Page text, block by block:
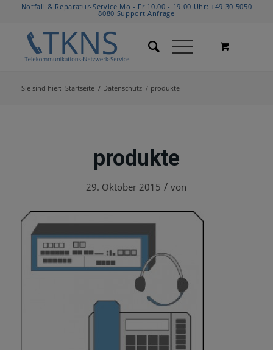
Notfall & Reparatur-Service Mo - Fr 10.00 - 19.00 Uhr:+49 30 5050
8080 Support Anfrage
Sie sind hier: Startseite / Datenschutz / produkte
produkte
29. Oktober 2015 / von